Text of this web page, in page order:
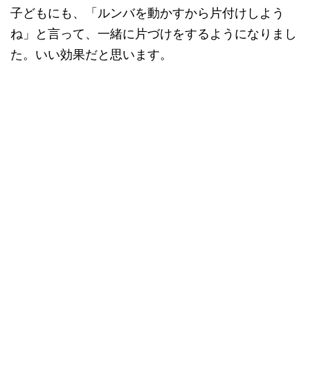
子どもにも、「ルンバを動かすから片付けしよう
ね」と言って、一緒に片づけをするようになりまし
た。いい効果だと思います。